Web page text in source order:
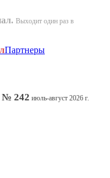
Выходит один раз в
Партнеры
№ 242 июль-август 2026 г.